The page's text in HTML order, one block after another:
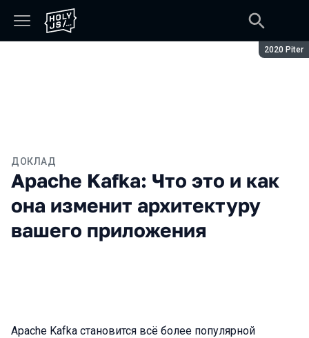
Сезон:
2020 Piter
ДОКЛАД
Apache Kafka: Что это и как
она изменит архитектуру
вашего приложения
Apache Kafka становится всё более популярной